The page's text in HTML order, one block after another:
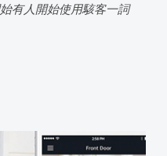
有人開始使用駭客一詞